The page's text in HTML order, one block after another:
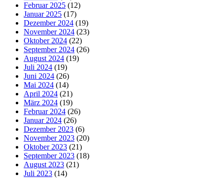
Februar 2025 (12)
Januar 2025 (17)
Dezember 2024 (19)
November 2024 (23)
Oktober 2024 (22)
September 2024 (26)
August 2024 (19)
Juli 2024 (19)
Juni 2024 (26)
Mai 2024 (14)
April 2024 (21)
März 2024 (19)
Februar 2024 (26)
Januar 2024 (26)
Dezember 2023 (6)
November 2023 (20)
Oktober 2023 (21)
September 2023 (18)
August 2023 (21)
Juli 2023 (14)